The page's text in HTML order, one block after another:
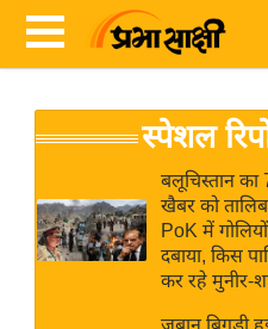
News
Hindi
Hindi
ब
र
स्पेशल
बलूचिस्तान का
खैबर को
PoK में
दबाया, किस
कर रहे मुनीर-
जुबान बिगड़ी